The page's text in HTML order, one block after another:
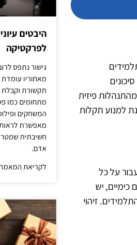
מהתנהלות פיזית
למנוע תקלות
על כל
כימיים, יש
זיהוי
היבטים
לפרקטיקה
גישור נתפס
מאחוריו
תקשורת וקבלת
מתחומים כמו
המשחקים
מאפשרת
חשיבתית
אדם.
לקריאת